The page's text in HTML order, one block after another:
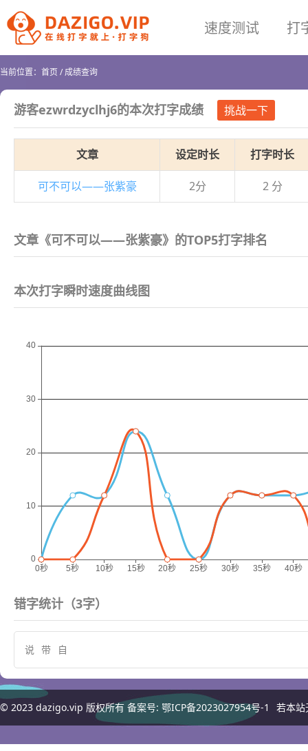
速度测试 打
当前位置： 首页/成绩查询
游客ezwrdzyclhj6的本次打字成绩 挑战一下
文章 设定时长 打字时长
可不可以——张紫豪 2分 2 分
文章《可不可以——张紫豪》的TOP5打字排名
本次打字瞬时速度曲线图
错字统计（3字）
说 带 自
© 2023 dazigo.vip 版权所有 备案号: 鄂ICP备2023027954号-1 若本